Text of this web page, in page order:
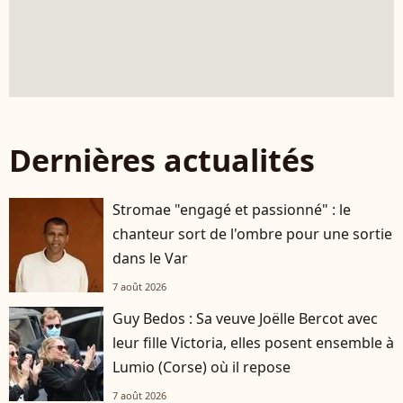
Dernières actualités
Stromae "engagé et passionné" : le
chanteur sort de l'ombre pour une sortie
dans le Var
7 août 2026
Guy Bedos : Sa veuve Joëlle Bercot avec
leur fille Victoria, elles posent ensemble à
Lumio (Corse) où il repose
7 août 2026